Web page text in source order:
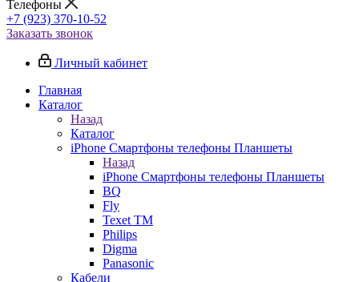
Телефоны
+7 (923) 370-10-52
Заказать звонок
Личный кабинет
Главная
Каталог
Назад
Каталог
iPhone Смартфоны телефоны Планшеты
Назад
iPhone Смартфоны телефоны Планшеты
BQ
Fly
Texet TM
Philips
Digma
Panasonic
Кабели